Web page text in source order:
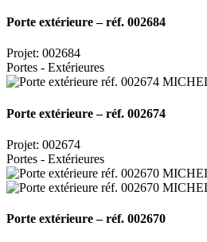
Porte extérieure – réf. 002684
Projet: 002684
Portes - Extérieures
Porte extérieure – réf. 002674
Projet: 002674
Portes - Extérieures
Porte extérieure – réf. 002670